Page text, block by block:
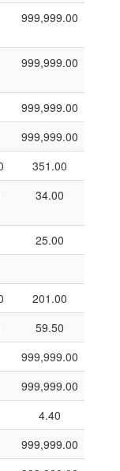
999,999.00
999,999.00
999,999.00
999,999.00
351.00
34.00
25.00
201.00
59.50
999,999.00
999,999.00
4.40
999,999.00